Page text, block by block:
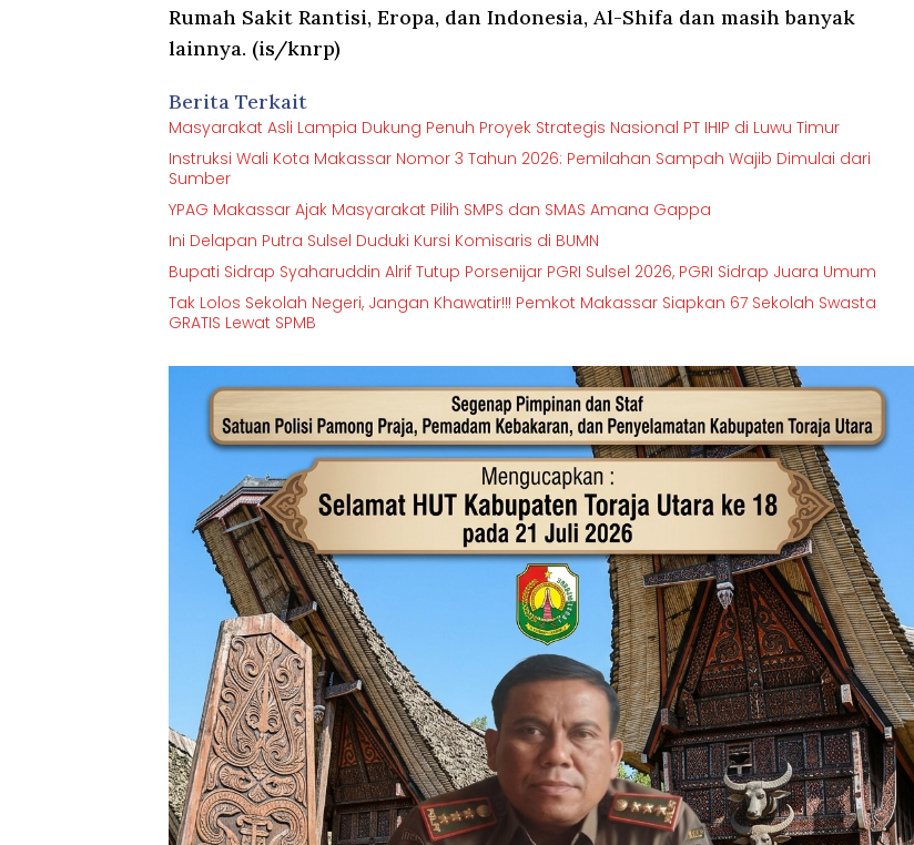
Rumah Sakit Rantisi, Eropa, dan Indonesia, Al-Shifa dan masih banyak
lainnya. (is/knrp)
Berita Terkait
Masyarakat Asli Lampia Dukung Penuh Proyek Strategis Nasional PT IHIP di Luwu Timur
Instruksi Wali Kota Makassar Nomor 3 Tahun 2026: Pemilahan Sampah Wajib Dimulai dari
Sumber
YPAG Makassar Ajak Masyarakat Pilih SMPS dan SMAS Amana Gappa
Ini Delapan Putra Sulsel Duduki Kursi Komisaris di BUMN
Bupati Sidrap Syaharuddin Alrif Tutup Porsenijar PGRI Sulsel 2026, PGRI Sidrap Juara Umum
Tak Lolos Sekolah Negeri, Jangan Khawatir!!! Pemkot Makassar Siapkan 67 Sekolah Swasta
GRATIS Lewat SPMB